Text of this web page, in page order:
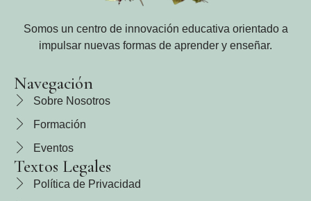
Somos un centro de innovación educativa orientado a
impulsar nuevas formas de aprender y enseñar.
Navegación
Sobre Nosotros
Formación
Eventos
Textos Legales
Política de Privacidad